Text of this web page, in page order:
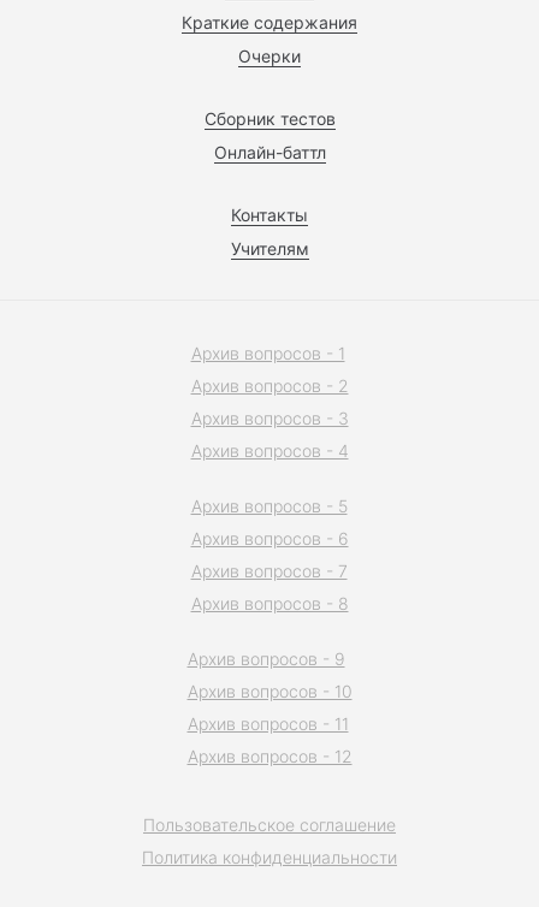
Краткие содержания
Очерки
Сборник тестов
Онлайн-баттл
Контакты
Учителям
Пользовательское соглашение
Политика конфиденциальности
Архив вопросов - 1
Архив вопросов - 2
Архив вопросов - 3
Архив вопросов - 4
Архив вопросов - 5
Архив вопросов - 6
Архив вопросов - 7
Архив вопросов - 8
Архив вопросов - 9
Архив вопросов - 10
Архив вопросов - 11
Архив вопросов - 12